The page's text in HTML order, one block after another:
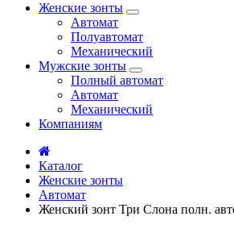
Женские зонты
Автомат
Полуавтомат
Механический
Мужские зонты
Полный автомат
Автомат
Механический
Компаниям
Каталог
Женские зонты
Автомат
Женский зонт Три Слона полн.